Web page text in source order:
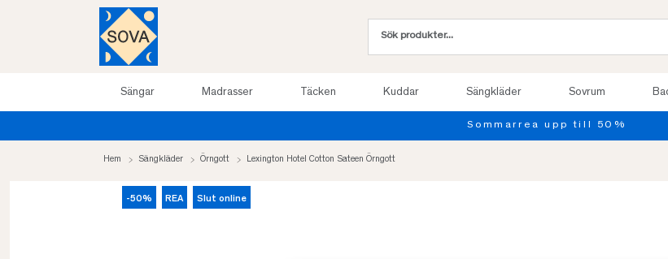
Sängar Madrasser Täcken Kuddar Sängkläder Sovrum
Provsov upp till
Hem Sängkläder Örngott Lexington Hotel Cotton Sateen Örngott
-50% REA Slut online